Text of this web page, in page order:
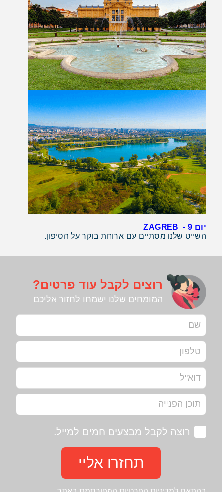
יום 9 - ZAGREB
השייט שלנו מסתיים עם ארוחת בוקר על הסיפון.
רוצים לקבל עוד פרטים?
המומחים שלנו ישמחו לחזור אליכם
רוצה לקבל מבצעים חמים למייל.
תחזרו אליי